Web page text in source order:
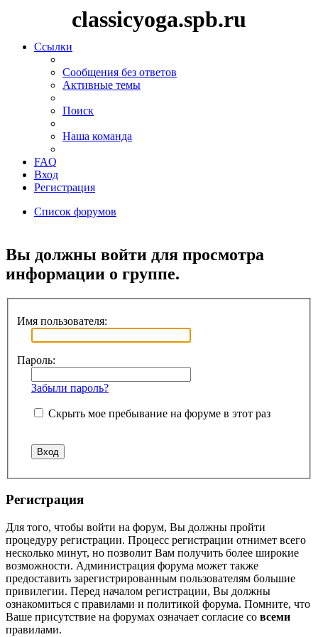
classicyoga.spb.ru
Ссылки
Сообщения без ответов
Активные темы
Поиск
Наша команда
FAQ
Вход
Регистрация
Список форумов
Вы должны войти для просмотра
информации о группе.
Имя пользователя:
Пароль:
Забыли пароль?
Скрыть мое пребывание на форуме в этот раз
Регистрация
Для того, чтобы войти на форум, Вы должны пройти
процедуру регистрации. Процесс регистрации отнимет всего
несколько минут, но позволит Вам получить более широкие
возможности. Администрация форума может также
предоставить зарегистрированным пользователям большие
привилегии. Перед началом регистрации, Вы должны
ознакомиться с правилами и политикой форума. Помните, что
Ваше присутствие на форумах означает согласие со всеми
правилами.